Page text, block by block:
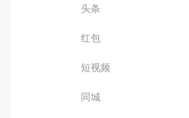
头条
红包
短视频
同城